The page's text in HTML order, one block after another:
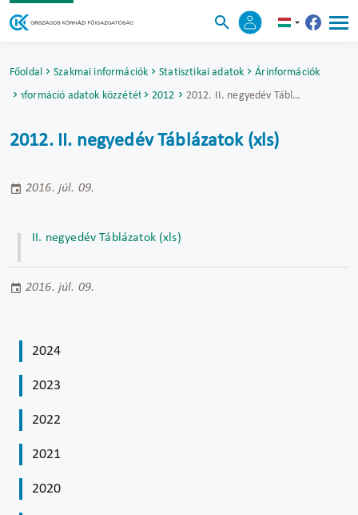
Főoldal Szakmai információk Statisztikai adatok
Árinformációk
Árinformáció adatok közzététele2012 2012. II. negyedév Táblázatok (xls)
2012. II. negyedév Táblázatok (xls)
2016. júl. 09.
II. negyedév Táblázatok (xls)
2016. júl. 09.
2024
2023
2022
2021
2020